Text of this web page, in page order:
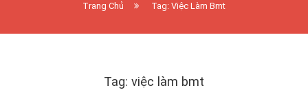
Trang Chủ Tag: Việc Làm Bmt
Tag: việc làm bmt